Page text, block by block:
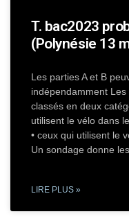
T. bac2023
(Polynésie 13
Les parties A et B
indépendamment Les
classés en deux
utilisent le vélo dans
• ceux qui utilisent le
Un sondage donne
LIRE PLUS »